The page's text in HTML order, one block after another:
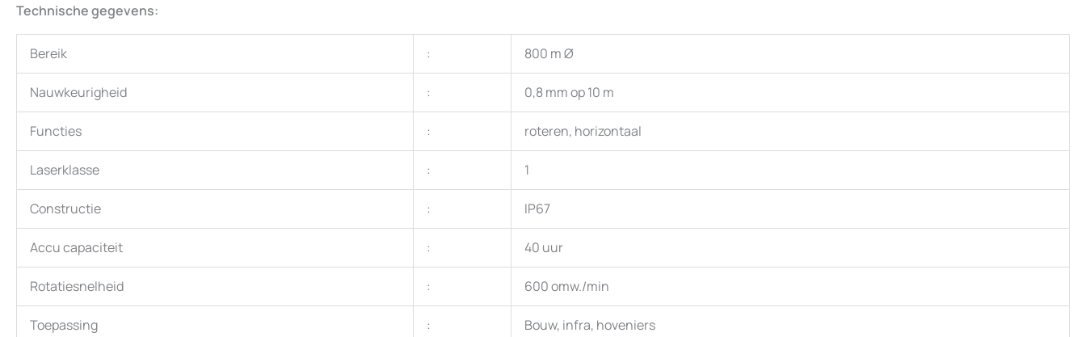
Technische gegevens:
Bereik : 800 m Ø
Nauwkeurigheid : 0,8 mm op 10 m
Functies : roteren, horizontaal
Laserklasse : 1
Constructie : IP67
Accu capaciteit : 40 uur
Rotatiesnelheid : 600 omw./min
Toepassing : Bouw, infra, hoveniers